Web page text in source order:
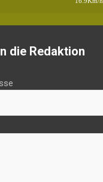
die Redaktion